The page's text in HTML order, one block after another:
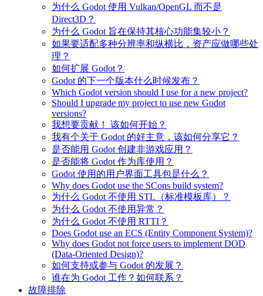
为什么 Godot 使用 Vulkan/OpenGL 而不是
Direct3D？
为什么 Godot 旨在保持其核心功能集较小？
如果要适配多种分辨率和纵横比，资产应做哪些处
理？
如何扩展 Godot？
Godot 的下一个版本什么时候发布？
Which Godot version should I use for a new project?
Should I upgrade my project to use new Godot
versions?
我想要贡献！ 该如何开始？
我有个关于 Godot 的好主意，该如何分享它？
是否能用 Godot 创建非游戏应用？
是否能将 Godot 作为库使用？
Godot 使用的用户界面工具包是什么？
Why does Godot use the SCons build system?
为什么 Godot 不使用 STL（标准模板库）？
为什么 Godot 不使用异常？
为什么 Godot 不使用 RTTI？
Does Godot use an ECS (Entity Component System)?
Why does Godot not force users to implement DOD
(Data-Oriented Design)?
如何支持或参与 Godot 的发展？
谁在为 Godot 工作？如何联系？
故障排除